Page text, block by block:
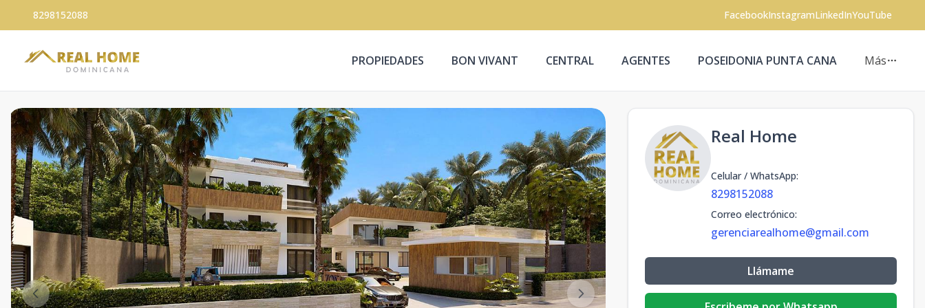
8298152088 FacebookInstagramLinkedInYouTube
PROPIEDADES BON VIVANT CENTRAL AGENTES POSEIDONIA PUNTA CANA Más
Real Home
Celular / WhatsApp:
8298152088
Correo electrónico:
gerenciarealhome@gmail.com
Llámame